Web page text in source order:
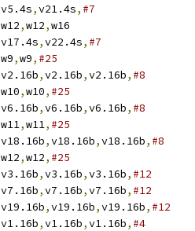
	sli	v5.4s
,v21.4s, #7
	eor	w12
,w12,w16
	sli	v17.4s
,v22.4s, #7
	ror	w9
,w9, #25
	ext	v2.16b
,v2.16b,v2.16b, #8
	ror	w10
,w10, #25
	ext	v6.16b
,v6.16b,v6.16b, #8
	ror	w11
,w11, #25
	ext	v18.16b
,v18.16b,v18.16b, #8
	ror	w12
,w12, #25
	ext	v3.16b
,v3.16b,v3.16b, #12
	ext	v7.16b
,v7.16b,v7.16b, #12
	ext	v19.16b
,v19.16b,v19.16b, #12
	ext	v1.16b
,v1.16b,v1.16b, #4